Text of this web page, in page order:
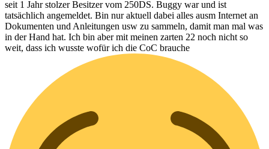
seit 1 Jahr stolzer Besitzer vom 250DS. Buggy war und ist
tatsächlich angemeldet. Bin nur aktuell dabei alles ausm Internet an
Dokumenten und Anleitungen usw zu sammeln, damit man mal was
in der Hand hat. Ich bin aber mit meinen zarten 22 noch nicht so
weit, dass ich wusste wofür ich die CoC brauche